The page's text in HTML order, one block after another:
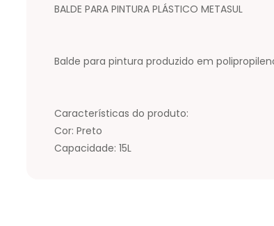
BALDE PARA PINTURA PLÁSTICO METASUL
Balde para pintura produzido em
Características do produto:
Cor: Preto
Capacidade: 15L